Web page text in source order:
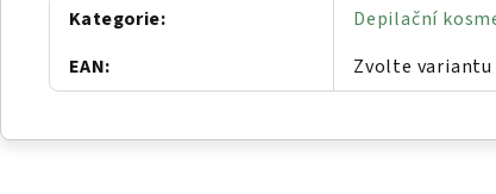
Kategorie:
Depilační
EAN: Zvolte variantu